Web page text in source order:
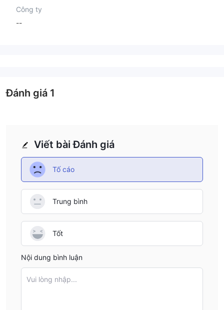
Công ty
--
Viết bài Đánh giá
Tố cáo
Trung bình
Tốt
Nội dung bình luận
Vui lòng nhập...
Đánh giá 1